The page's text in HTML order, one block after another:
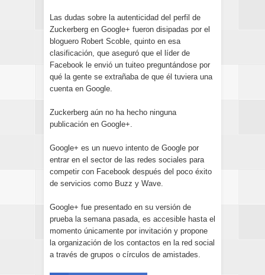
Las dudas sobre la autenticidad del perfil de
Zuckerberg en Google+ fueron disipadas por el
bloguero Robert Scoble, quinto en esa
clasificación, que aseguró que el líder de
Facebook le envió un tuiteo preguntándose por
qué la gente se extrañaba de que él tuviera una
cuenta en Google.
Zuckerberg aún no ha hecho ninguna
publicación en Google+.
Google+ es un nuevo intento de Google por
entrar en el sector de las redes sociales para
competir con Facebook después del poco éxito
de servicios como Buzz y Wave.
Google+ fue presentado en su versión de
prueba la semana pasada, es accesible hasta el
momento únicamente por invitación y propone
la organización de los contactos en la red social
a través de grupos o círculos de amistades.